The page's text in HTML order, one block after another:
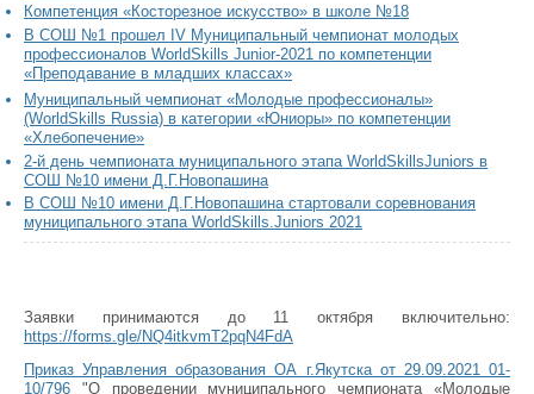
Компетенция «Косторезное искусство» в школе №18
В СОШ №1 прошел IV Муниципальный чемпионат молодых
профессионалов WorldSkills Junior-2021 по компетенции
«Преподавание в младших классах»
Муниципальный чемпионат «Молодые профессионалы»
(WorldSkills Russia) в категории «Юниоры» по компетенции
«Хлебопечение»
2-й день чемпионата муниципального этапа WorldSkillsJuniors в
СОШ №10 имени Д.Г.Новопашина
В СОШ №10 имени Д.Г.Новопашина стартовали соревнования
муниципального этапа WorldSkills.Juniors 2021
Заявки принимаются до 11 октября включительно:
https://forms.gle/NQ4itkvmT2pqN4FdA
Приказ Управления образования ОА г.Якутска от 29.09.2021 01-
10/796 "О проведении муниципального чемпионата «Молодые